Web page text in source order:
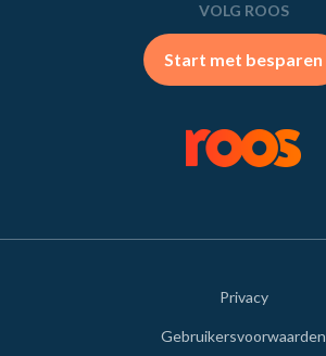
VOLG ROOS
Start met besparen
Privacy
Gebruikersvoorwaarden